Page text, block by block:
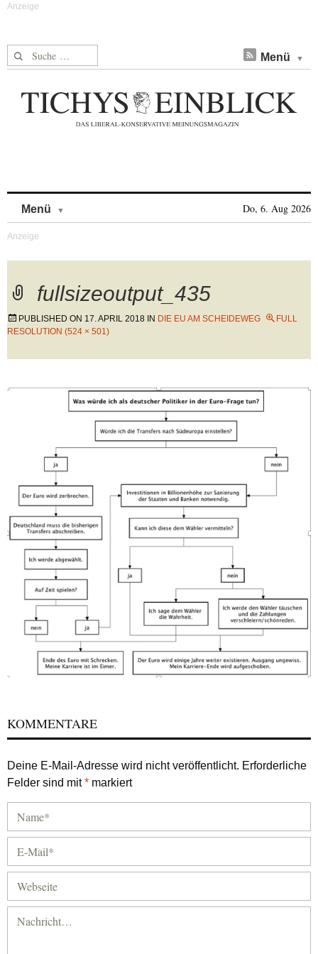
Suche nach: Menü
Menü Do, 6. Aug 2026
fullsizeoutput_435
PUBLISHED ON 17. APRIL 2018 IN DIE EU AM SCHEIDEWEG
FULL
RESOLUTION (524 × 501)
KOMMENTARE
Deine E-Mail-Adresse wird nicht veröffentlicht. Erforderliche
Felder sind mit* markiert